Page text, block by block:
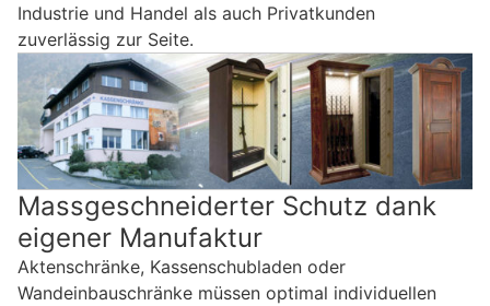
Industrie und Handel als auch Privatkunden
zuverlässig zur Seite.
Massgeschneiderter Schutz dank
eigener Manufaktur
Aktenschränke, Kassenschubladen oder
Wandeinbauschränke müssen optimal individuellen